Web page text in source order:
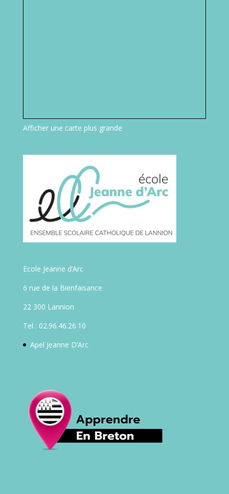
Afficher une carte plus grande
Ecole Jeanne d’Arc
6 rue de la Bienfaisance
22 300 Lannion
Tel : 02.96.46.26.10
Apel Jeanne D’Arc